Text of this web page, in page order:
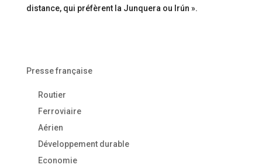
distance, qui préfèrent la Junquera ou Irún ».
Presse française
Routier
Ferroviaire
Aérien
Développement durable
Economie